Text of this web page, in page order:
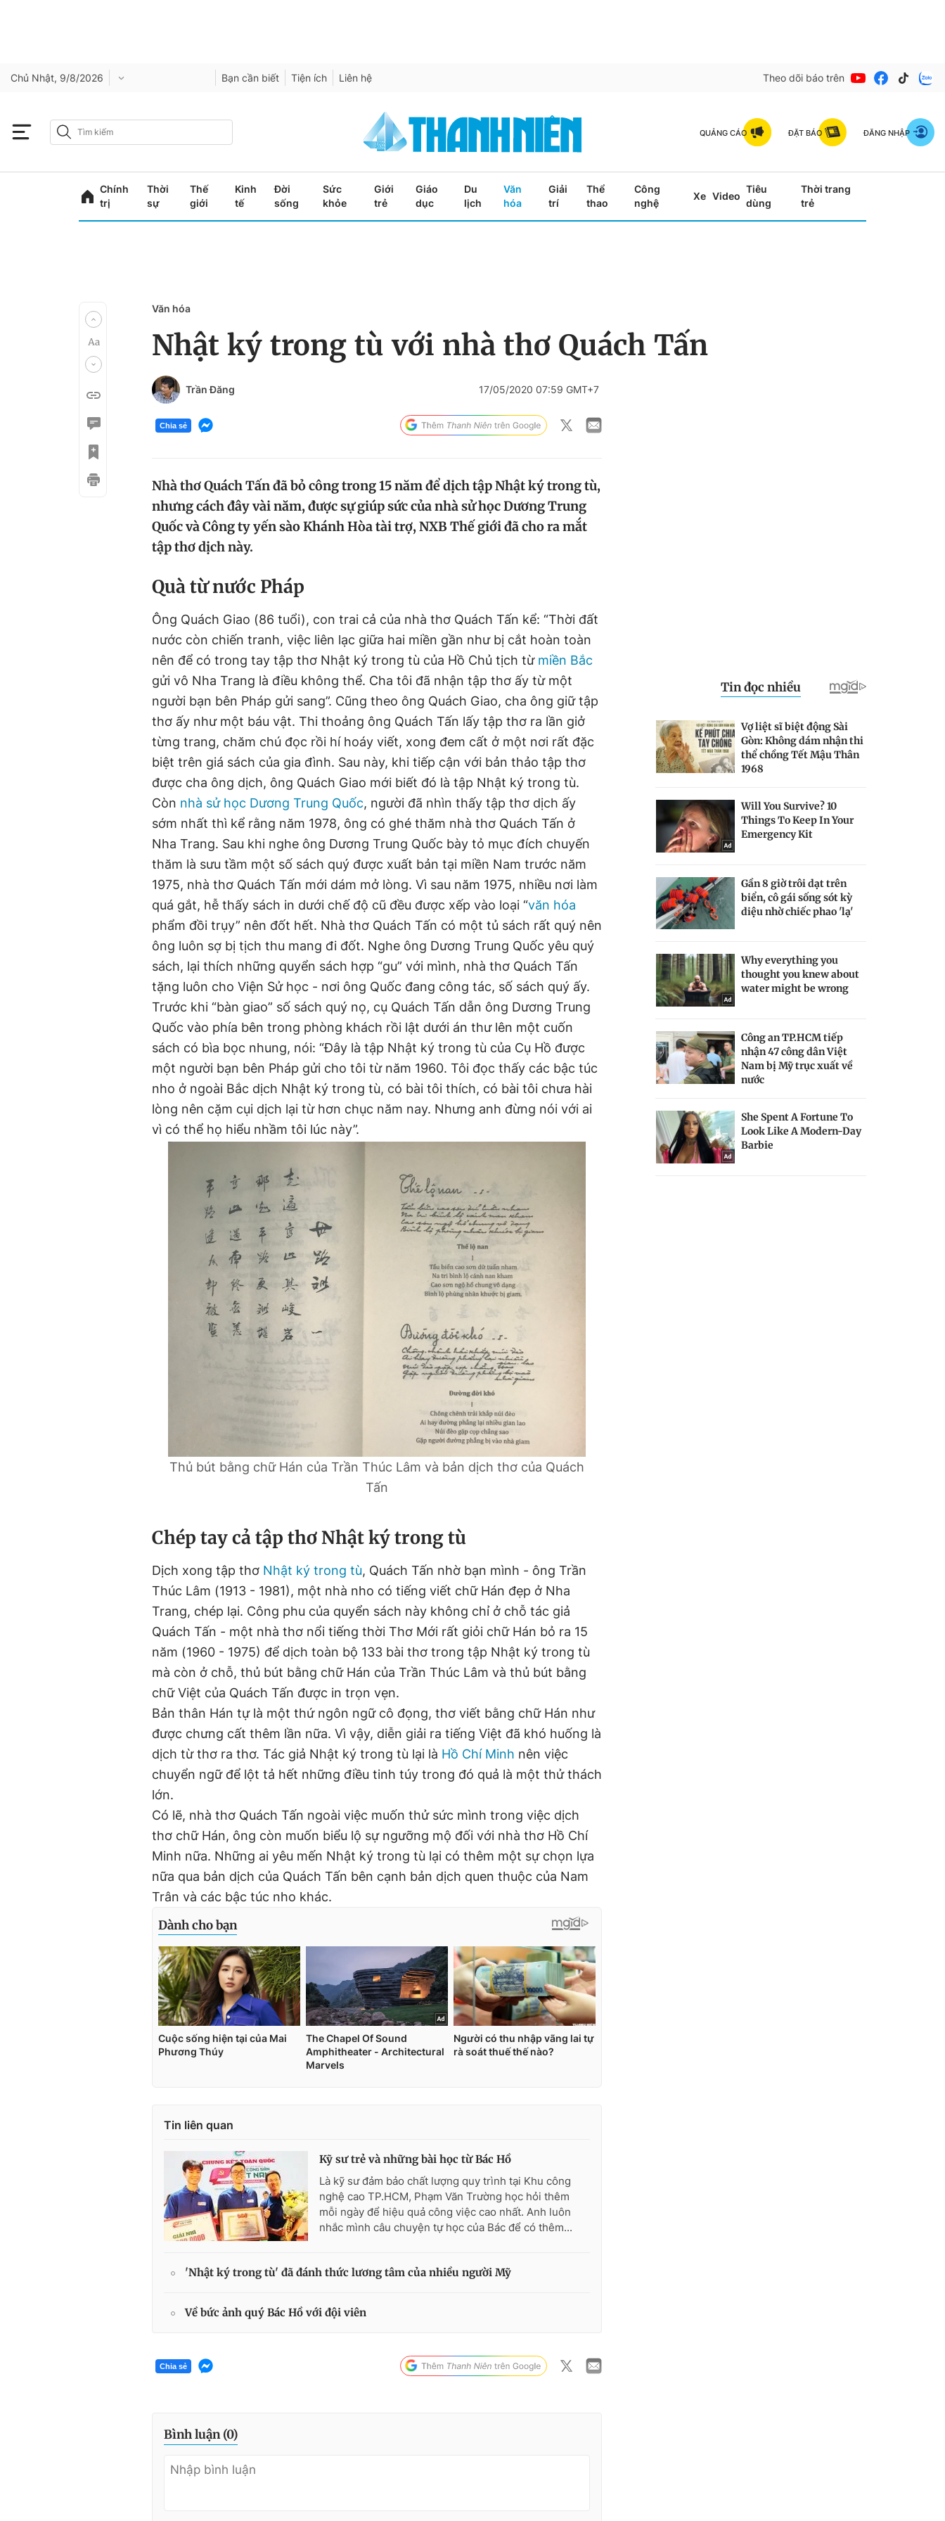
Chủ Nhật, 9/8/2026 Bạn cần biết Tiện ích Liên hệ Theo dõi báo trên
QUẢNG CÁO ĐẶT BÁO ĐĂNG NHẬP
Chính
trị
Thời
sự
Thế
giới
Kinh
tế
Đời
sống
Sức
khỏe
Giới
trẻ
Giáo
dục
Du
lịch
Văn
hóa
Giải
trí
Thể
thao
Công
nghệ
Xe Video
Tiêu
dùng
Thời trang
trẻ
Văn hóa
Nhật ký trong tù với nhà thơ Quách Tấn
Trần Đăng 17/05/2020 07:59 GMT+7
Chia sẻ
Nhà thơ Quách Tấn đã bỏ công trong 15 năm để dịch tập Nhật ký trong tù,
nhưng cách đây vài năm, được sự giúp sức của nhà sử học Dương Trung
Quốc và Công ty yến sào Khánh Hòa tài trợ, NXB Thế giới đã cho ra mắt
tập thơ dịch này.
Quà từ nước Pháp
Ông Quách Giao (86 tuổi), con trai cả của nhà thơ Quách Tấn kể: “Thời đất
nước còn chiến tranh, việc liên lạc giữa hai miền gần như bị cắt hoàn toàn
nên để có trong tay tập thơ Nhật ký trong tù của Hồ Chủ tịch từ miền Bắc
gửi vô Nha Trang là điều không thể. Cha tôi đã nhận tập thơ ấy từ một
người bạn bên Pháp gửi sang”. Cũng theo ông Quách Giao, cha ông giữ tập
thơ ấy như một báu vật. Thi thoảng ông Quách Tấn lấy tập thơ ra lần giở
từng trang, chăm chú đọc rồi hí hoáy viết, xong đem cất ở một nơi rất đặc
biệt trên giá sách của gia đình. Sau này, khi tiếp cận với bản thảo tập thơ
được cha ông dịch, ông Quách Giao mới biết đó là tập Nhật ký trong tù.
Còn nhà sử học Dương Trung Quốc, người đã nhìn thấy tập thơ dịch ấy
sớm nhất thì kể rằng năm 1978, ông có ghé thăm nhà thơ Quách Tấn ở
Nha Trang. Sau khi nghe ông Dương Trung Quốc bày tỏ mục đích chuyến
thăm là sưu tầm một số sách quý được xuất bản tại miền Nam trước năm
1975, nhà thơ Quách Tấn mới dám mở lòng. Vì sau năm 1975, nhiều nơi làm
quá gắt, hễ thấy sách in dưới chế độ cũ đều được xếp vào loại “văn hóa
phẩm đồi trụy” nên đốt hết. Nhà thơ Quách Tấn có một tủ sách rất quý nên
ông luôn sợ bị tịch thu mang đi đốt. Nghe ông Dương Trung Quốc yêu quý
sách, lại thích những quyển sách hợp “gu” với mình, nhà thơ Quách Tấn
tặng luôn cho Viện Sử học - nơi ông Quốc đang công tác, số sách quý ấy.
Trước khi “bàn giao” số sách quý nọ, cụ Quách Tấn dẫn ông Dương Trung
Quốc vào phía bên trong phòng khách rồi lật dưới án thư lên một cuốn
sách có bìa bọc nhung, nói: “Đây là tập Nhật ký trong tù của Cụ Hồ được
một người bạn bên Pháp gửi cho tôi từ năm 1960. Tôi đọc thấy các bậc túc
nho ở ngoài Bắc dịch Nhật ký trong tù, có bài tôi thích, có bài tôi chưa hài
lòng nên cặm cụi dịch lại từ hơn chục năm nay. Nhưng anh đừng nói với ai
vì có thể họ hiểu nhầm tôi lúc này”.
Thủ bút bằng chữ Hán của Trần Thúc Lâm và bản dịch thơ của Quách
Tấn
Chép tay cả tập thơ Nhật ký trong tù
Dịch xong tập thơ Nhật ký trong tù, Quách Tấn nhờ bạn mình - ông Trần
Thúc Lâm (1913 - 1981), một nhà nho có tiếng viết chữ Hán đẹp ở Nha
Trang, chép lại. Công phu của quyển sách này không chỉ ở chỗ tác giả
Quách Tấn - một nhà thơ nổi tiếng thời Thơ Mới rất giỏi chữ Hán bỏ ra 15
năm (1960 - 1975) để dịch toàn bộ 133 bài thơ trong tập Nhật ký trong tù
mà còn ở chỗ, thủ bút bằng chữ Hán của Trần Thúc Lâm và thủ bút bằng
chữ Việt của Quách Tấn được in trọn vẹn.
Bản thân Hán tự là một thứ ngôn ngữ cô đọng, thơ viết bằng chữ Hán như
được chưng cất thêm lần nữa. Vì vậy, diễn giải ra tiếng Việt đã khó huống là
dịch từ thơ ra thơ. Tác giả Nhật ký trong tù lại là Hồ Chí Minh nên việc
chuyển ngữ để lột tả hết những điều tinh túy trong đó quả là một thử thách
lớn.
Có lẽ, nhà thơ Quách Tấn ngoài việc muốn thử sức mình trong việc dịch
thơ chữ Hán, ông còn muốn biểu lộ sự ngưỡng mộ đối với nhà thơ Hồ Chí
Minh nữa. Những ai yêu mến Nhật ký trong tù lại có thêm một sự chọn lựa
nữa qua bản dịch của Quách Tấn bên cạnh bản dịch quen thuộc của Nam
Trân và các bậc túc nho khác.
Tin liên quan
Kỹ sư trẻ và những bài học từ Bác Hồ
Là kỹ sư đảm bảo chất lượng quy trình tại Khu công
nghệ cao TP.HCM, Phạm Văn Trường học hỏi thêm
mỗi ngày để hiệu quả công việc cao nhất. Anh luôn
nhắc mình câu chuyện tự học của Bác để có thêm...
'Nhật ký trong tù' đã đánh thức lương tâm của nhiều người Mỹ
Về bức ảnh quý Bác Hồ với đội viên
Chia sẻ
Bình luận (0)